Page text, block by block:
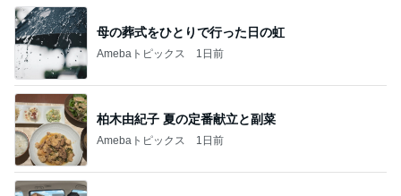
母の葬式をひとりで行った日の虹
Amebaトピックス 1日前
柏木由紀子 夏の定番献立と副菜
Amebaトピックス 1日前